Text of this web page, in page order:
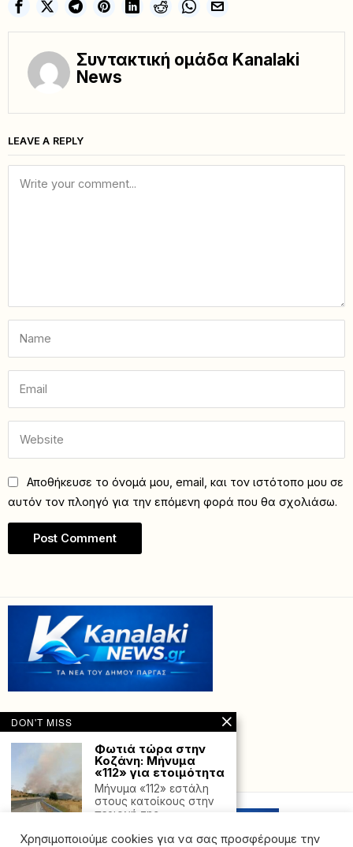
Συντακτική ομάδα Kanalaki
News
LEAVE A REPLY
Αποθήκευσε το όνομά μου, email, και τον ιστότοπο μου σε
αυτόν τον πλοηγό για την επόμενη φορά που θα σχολιάσω.
Powered with by Hostville”)
Χρησιμοποιούμε cookies για να σας προσφέρουμε την
DON'T MISS
Φωτιά τώρα στην
Κοζάνη: Μήνυμα
«112» για ετοιμότητα
Μήνυμα «112» εστάλη
στους κατοίκους στην
περιοχή της